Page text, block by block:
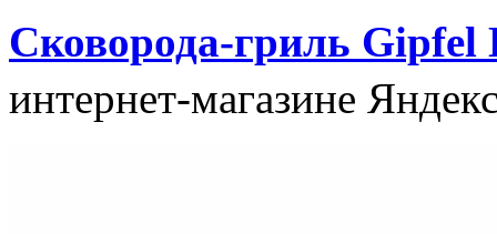
Сковорода-гриль Gipfel
интернет-магазине